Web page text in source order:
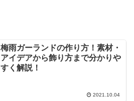
梅雨ガーランドの作り方！素材・
アイデアから飾り方まで分かりや
すく解説！
2021.10.04